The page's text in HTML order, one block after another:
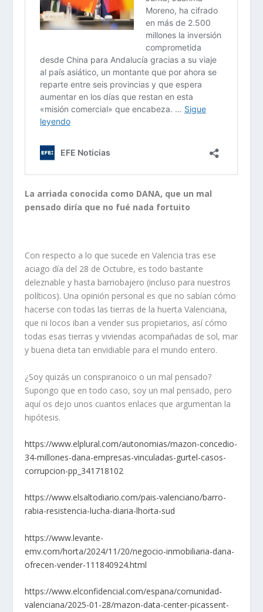
La arriada conocida como DANA, que un mal
pensado diría que no fué nada fortuito
Con respecto a lo que sucede en Valencia tras ese
aciago día del 28 de Octubre, es todo bastante
deleznable y hasta barriobajero (incluso para nuestros
políticos). Una opinión personal es que no sabían cómo
hacerse con todas las tierras de la huerta Valenciana,
que ni locos iban a vender sus propietarios, así cómo
todas esas tierras y viviendas acompañadas de sol, mar
y buena dieta tan envidiable para el mundo entero.
¿Soy quizás un conspiranoico o un mal pensado?
Supongo que en todo caso, soy un mal pensado, pero
aquí os dejo unos cuantos enlaces que argumentan la
hipótesis.
https://www.elplural.com/autonomias/mazon-concedio-
34-millones-dana-empresas-vinculadas-gurtel-casos-
corrupcion-pp_341718102
https://www.elsaltodiario.com/pais-valenciano/barro-
rabia-resistencia-lucha-diaria-lhorta-sud
https://www.levante-
emv.com/horta/2024/11/20/negocio-inmobiliaria-dana-
ofrecen-vender-111840924.html
https://www.elconfidencial.com/espana/comunidad-
valenciana/2025-01-28/mazon-data-center-picassent-